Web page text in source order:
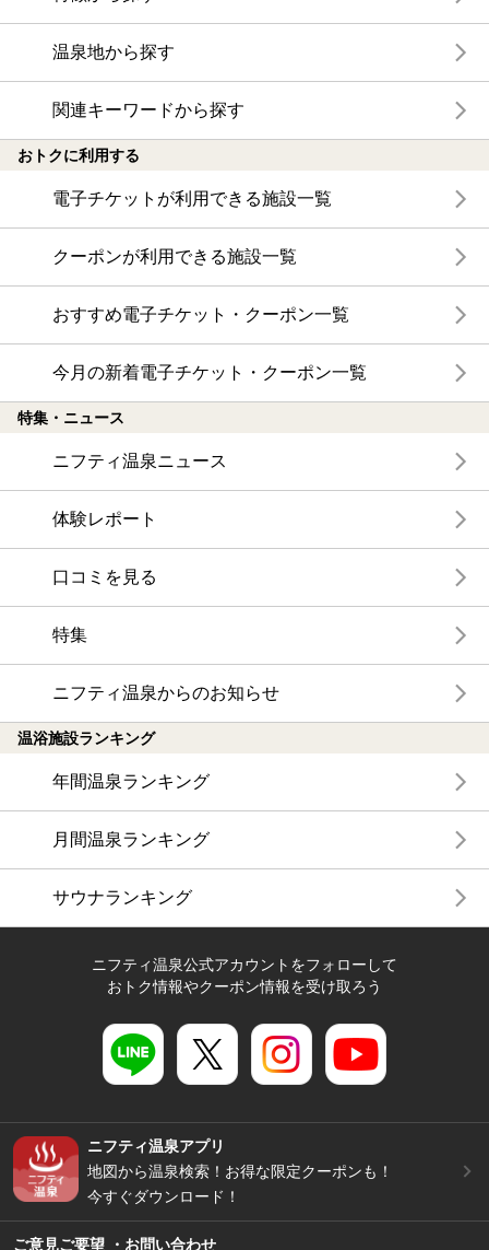
温泉地から探す
関連キーワードから探す
おトクに利用する
電子チケットが利用できる施設一覧
クーポンが利用できる施設一覧
おすすめ電子チケット・クーポン一覧
今月の新着電子チケット・クーポン一覧
特集・ニュース
ニフティ温泉ニュース
体験レポート
口コミを見る
特集
ニフティ温泉からのお知らせ
温浴施設ランキング
年間温泉ランキング
月間温泉ランキング
サウナランキング
ニフティ温泉公式アカウントをフォローして
おトク情報やクーポン情報を受け取ろう
ニフティ温泉アプリ
地図から温泉検索！お得な限定クーポンも！
今すぐダウンロード！
ご意見ご要望 ・お問い合わせ